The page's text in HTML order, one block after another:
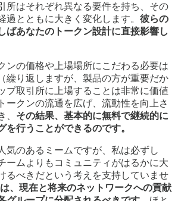
所はそれぞれ異なる要件を持ち、その
過とともに大きく変化します。 彼らの
ばあなたのトークン設計に直接影響し
ンの価格や上場場所にこだわる必要は
繰り返しますが、製品の方が重要だか
プ取引所に上場することは非常に価値
ークンの流通を広げ、流動性を向上さ
、 その結果、基本的に無料で継続的に
を行うことができるのです。
気のあるミームですが、私は必ずし
ームよりもコミュニティがはるかに大
るべきだという考えを支持していませ
は、現在と将来のネットワークへの貢献